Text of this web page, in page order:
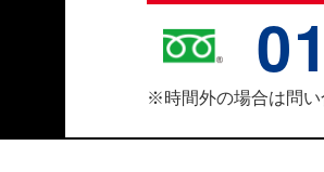
※時間外の場合は問